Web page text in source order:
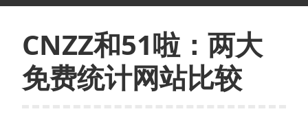
CNZZ和51啦：两大
免费统计网站比较